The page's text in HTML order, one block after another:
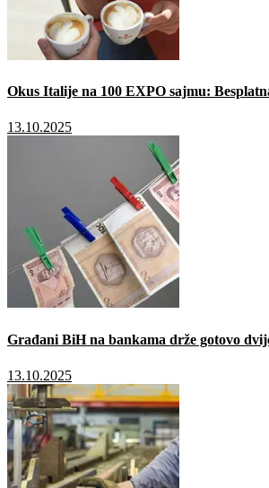
Okus Italije na 100 EXPO sajmu:
13.10.2025
Građani BiH na bankama drže gotovo
13.10.2025